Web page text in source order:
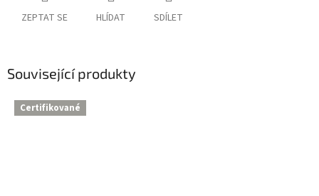
ZEPTAT SE HLÍDAT SDÍLET
Související produkty
Certifikované